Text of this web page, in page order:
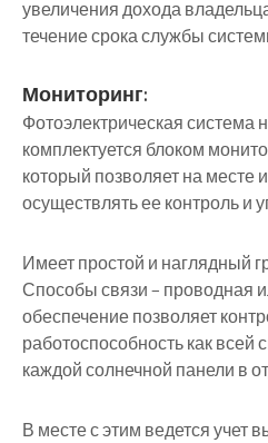
увеличения дохода
течение срока службы
Мониторинг:
Фотоэлектрическая система
комплектуется блоком
который позволяет на месте
осуществлять ее контроль и
Имеет простой и наглядный
Способы связи – проводная
обеспечение позволяет
работоспособность как всей
каждой солнечной панели в
В месте с этим ведется учет